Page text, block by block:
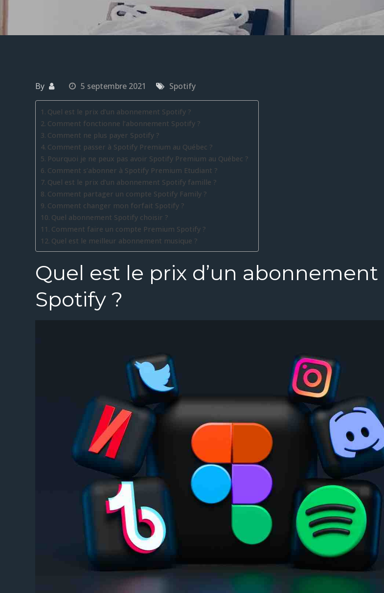
By 5 septembre 2021 Spotify
Quel est le prix d’un abonnement Spotify ?
Comment fonctionne l’abonnement Spotify ?
Comment ne plus payer Spotify ?
Comment passer à Spotify Premium au Québec ?
Pourquoi je ne peux pas avoir Spotify Premium au Québec ?
Comment s’abonner à Spotify Premium Etudiant ?
Quel est le prix d’un abonnement Spotify famille ?
Comment partager un compte Spotify Family ?
Comment changer mon forfait Spotify ?
Quel abonnement Spotify choisir ?
Comment faire un compte Premium Spotify ?
Quel est le meilleur abonnement musique ?
Quel est le prix d’un abonnement
Spotify ?